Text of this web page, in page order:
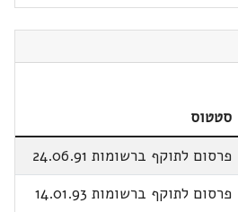
סטטוס
פרסום לתוקף ברשומות 24.06.91
פרסום לתוקף ברשומות 14.01.93